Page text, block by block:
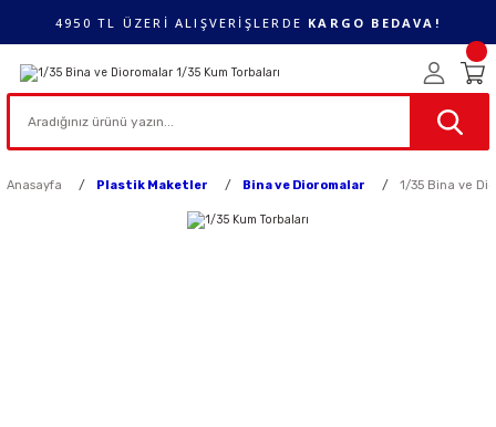
4950 TL ÜZERİ ALIŞVERİŞLERDE KARGO BEDAVA!
Anasayfa Plastik Maketler Bina ve Dioromalar 1/35 Bina ve